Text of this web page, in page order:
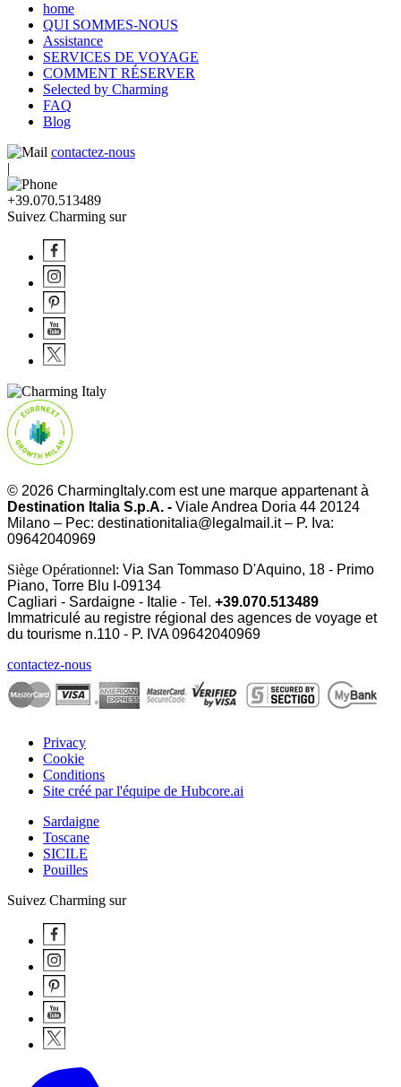
home
QUI SOMMES-NOUS
Assistance
SERVICES DE VOYAGE
COMMENT RÉSERVER
Selected by Charming
FAQ
Blog
contactez-nous
|
+39.070.513489
Suivez Charming sur
© 2026 CharmingItaly.com est une marque appartenant à
Destination Italia S.p.A. - Viale Andrea Doria 44 20124
Milano – Pec: destinationitalia@legalmail.it – P. Iva:
09642040969
Siège Opérationnel: Via San Tommaso D'Aquino, 18 - Primo
Piano, Torre Blu I-09134
Cagliari - Sardaigne - Italie - Tel. +39.070.513489
Immatriculé au registre régional des agences de voyage et
du tourisme n.110 - P. IVA09642040969
contactez-nous
Privacy
Cookie
Conditions
Site créé par l'équipe de Hubcore.ai
Sardaigne
Toscane
SICILE
Pouilles
Suivez Charming sur